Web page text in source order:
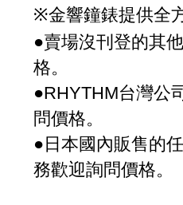
※金響鐘錶提供全
●賣場沒刊登的其
格。
●RHYTHM台灣公
問價格。
●日本國內販售的
務歡迎詢問價格。